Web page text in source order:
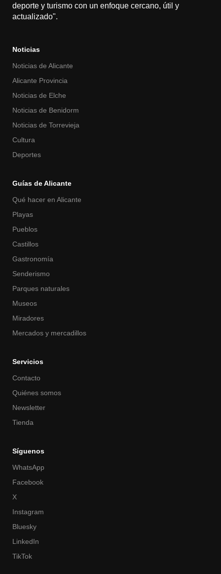
deporte y turismo con un enfoque cercano, útil y
actualizado".
Noticias
Noticias de Alicante
Alicante Provincia
Noticias de Elche
Noticias de Benidorm
Noticias de Torrevieja
Cultura
Deportes
Guías de Alicante
Qué hacer en Alicante
Playas
Pueblos
Castillos
Gastronomía
Senderismo
Parques naturales
Museos
Miradores
Mercados y mercadillos
Servicios
Contacto
Quiénes somos
Newsletter
Tienda
Síguenos
WhatsApp
Facebook
X
Instagram
Bluesky
LinkedIn
TikTok